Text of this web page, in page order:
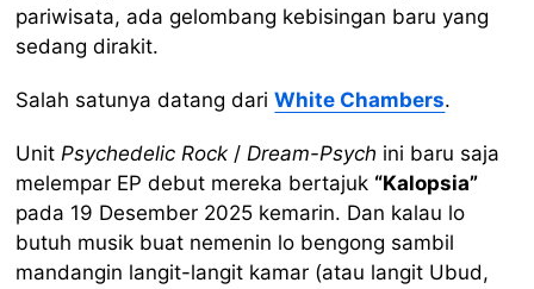
pariwisata, ada gelombang kebisingan baru yang
sedang dirakit.
Salah satunya datang dariWhite Chambers.
UnitPsychedelic Rock /Dream-Psych ini baru saja
melempar EP debut mereka bertajuk “Kalopsia”
pada 19 Desember 2025 kemarin. Dan kalau lo
butuh musik buat nemenin lo bengong sambil
mandangin langit-langit kamar (atau langit Ubud,